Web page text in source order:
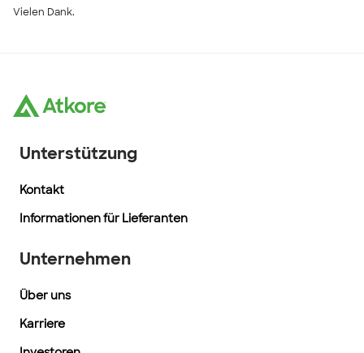
Vielen Dank.
Unterstützung
Kontakt
Informationen für Lieferanten
Unternehmen
Über uns
Karriere